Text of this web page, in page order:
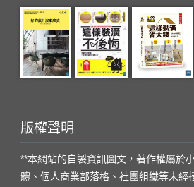
版權聲明
**本網站的自製資訊圖文，著作權屬於
體、個人商業部落格、社團組織等未經